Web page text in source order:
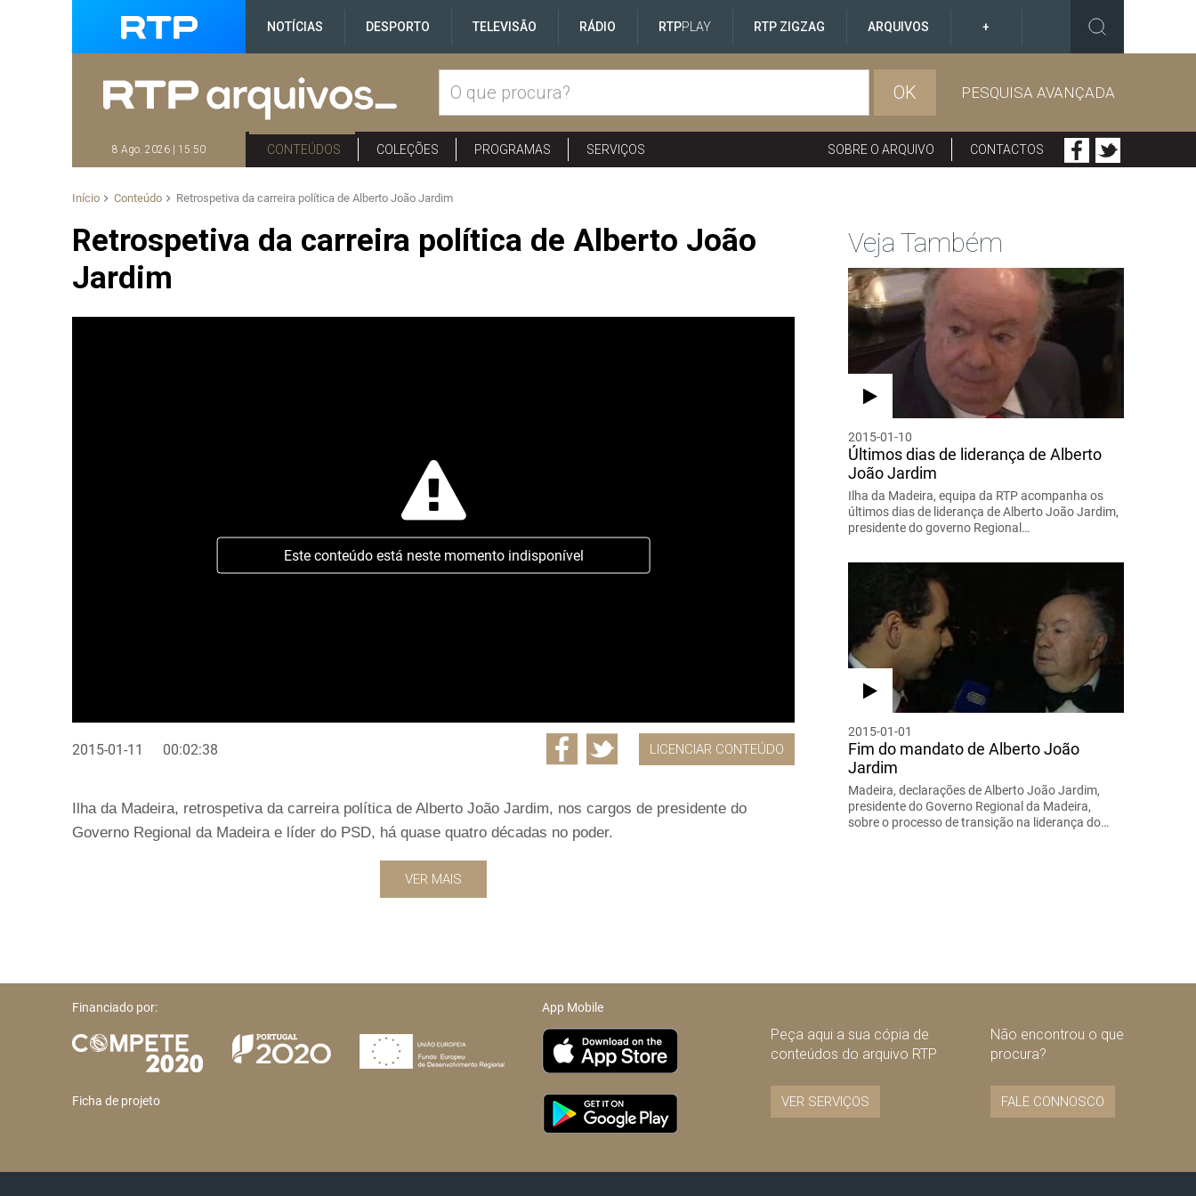
NOTÍCIAS DESPORTO TELEVISÃO RÁDIO RTPPLAY RTP ZIGZAG ARQUIVOS +
OK PESQUISA AVANÇADA
8 Ago. 2026 | 15:50 CONTEÚDOS COLEÇÕES PROGRAMAS SERVIÇOS SOBRE O ARQUIVO CONTACTOS
Início Conteúdo Retrospetiva da carreira política de Alberto João Jardim
Retrospetiva da carreira política de Alberto João
Jardim
Este conteúdo está neste momento indisponível
2015-01-11 00:02:38 LICENCIAR CONTEÚDO
Ilha da Madeira, retrospetiva da carreira política de Alberto João Jardim, nos cargos de presidente do
Governo Regional da Madeira e líder do PSD, há quase quatro décadas no poder.
VER MAIS
Veja Também
2015-01-10
Últimos dias de liderança de Alberto
João Jardim
Ilha da Madeira, equipa da RTP acompanha os
últimos dias de liderança de Alberto João Jardim,
presidente do governo Regional…
2015-01-01
Fim do mandato de Alberto João
Jardim
Madeira, declarações de Alberto João Jardim,
presidente do Governo Regional da Madeira,
sobre o processo de transição na liderança do…
Financiado por:
Ficha de projeto
App Mobile
Peça aqui a sua cópia de
conteúdos do arquivo RTP
VER SERVIÇOS
Não encontrou o que
procura?
FALE CONNOSCO